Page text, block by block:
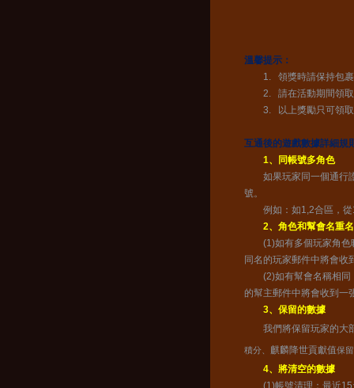
溫馨提示：
1. 領獎時請保持包裹
2. 請在活動期間領取
3. 以上獎勵只可領取
互通後的遊戲數據詳細規
1、同帳號多角色
如果玩家同一個通行證
號。
例如：如1,2合區，從1
2、角色和幫會名重
(1)如有多個玩家角色昵
同名的玩家郵件中將會
(2)如有幫會名稱相同，
的幫主郵件中將會收到一
3、保留的數據
我們將保留玩家的大部
積分、 麒麟降世貢獻值保留
4、將清空的數據
(1)帳號清理：最近15